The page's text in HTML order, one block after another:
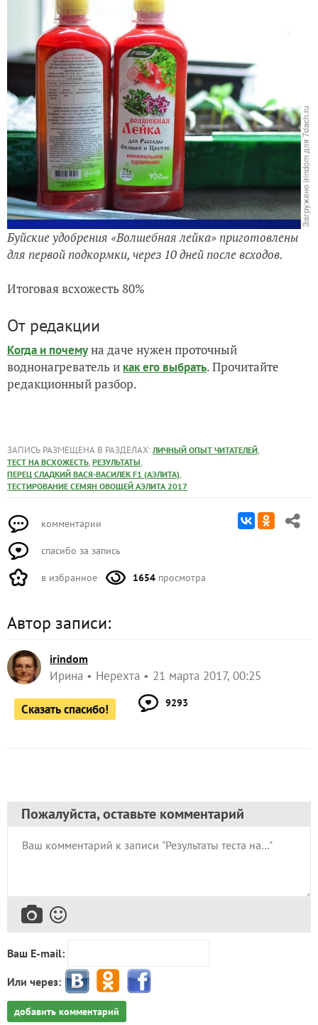
Буйские удобрения «Волшебная лейка» приготовлены
для первой подкормки, через 10 дней после всходов.
Итоговая всхожесть 80%
От редакции
Когда и почемуна даче нужен проточный
воднонагреватель и как его выбрать. Прочитайте
редакционный разбор.
ЗАПИСЬ РАЗМЕЩЕНА В РАЗДЕЛАХ: ЛИЧНЫЙ ОПЫТ ЧИТАТЕЛЕЙ,
ТЕСТ НА ВСХОЖЕСТЬ, РЕЗУЛЬТАТЫ,
ПЕРЕЦ СЛАДКИЙ ВАСЯ-ВАСИЛЕК F1 (АЭЛИТА),
ТЕСТИРОВАНИЕ СЕМЯН ОВОЩЕЙ АЭЛИТА 2017
комментарии
спасибо за запись
в избранное 1654 просмотра
Автор записи:
irindom
Ирина Нерехта 21 марта 2017, 00:25
Сказать спасибо! 9293
Пожалуйста, оставьте комментарий
Ваш E-mail:
Или через:
добавить комментарий